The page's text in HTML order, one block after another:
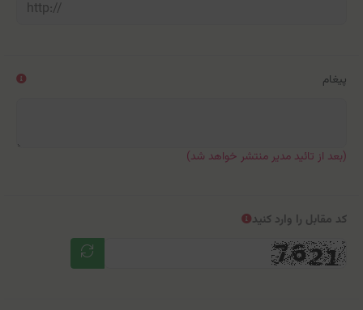
پیغام
(بعد از تائید مدیر منتشر خواهد شد)
کد مقابل را وارد کنید